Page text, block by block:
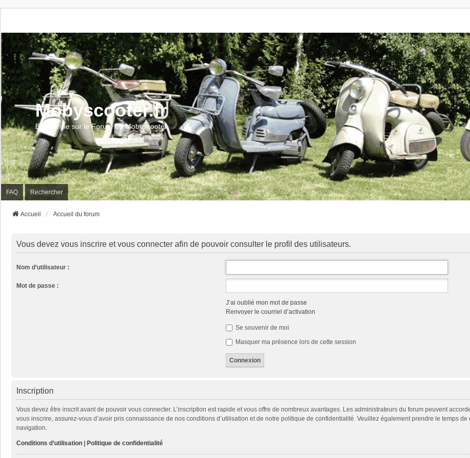
Mobyscooter.fr
Bienvenue sur le Forum du Mobyscooter
FAQ Rechercher
Accueil Accueil du forum
Vous devez vous inscrire et vous connecter afin de pouvoir consulter le profil des utilisateurs.
Nom d’utilisateur :
Mot de passe :
J’ai oublié mon mot de passe
Renvoyer le courriel d’activation
Se souvenir de moi
Masquer ma présence lors de cette session
Inscription
Vous devez être inscrit avant de pouvoir vous connecter. L’inscription est rapide et vous offre de nombreux avantages. Les administrateurs du forum peuvent
vous inscrire, assurez-vous d’avoir pris connaissance de nos conditions d’utilisation et de notre politique de confidentialité. Veuillez également prendre le temps
navigation.
Conditions d’utilisation Politique de confidentialité